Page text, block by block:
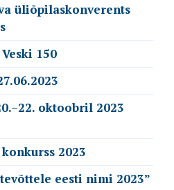
üliõpilaskonverents
150
oktoobril 2023
2023
eesti nimi 2023”